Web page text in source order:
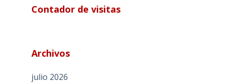
Contador de visitas
Archivos
julio 2026